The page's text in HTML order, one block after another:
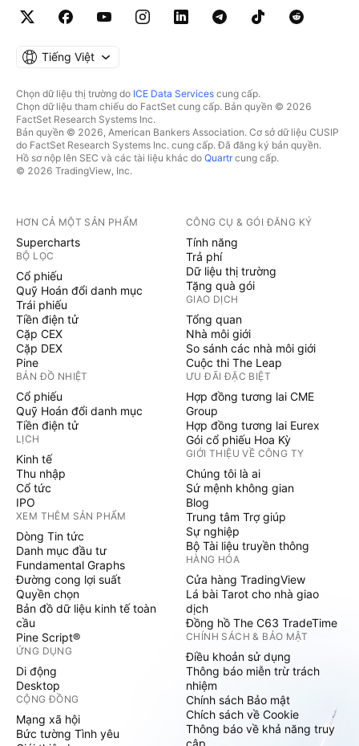
Tiếng Việt
Chọn dữ liệu thị trường do ICE Data Services cung cấp.
Chọn dữ liệu tham chiếu do FactSet cung cấp. Bản quyền © 2026
FactSet Research Systems Inc.
Bản quyền © 2026, American Bankers Association. Cơ sở dữ liệu CUSIP
do FactSet Research Systems Inc. cung cấp. Đã đăng ký bản quyền.
Hồ sơ nộp lên SEC và các tài liệu khác do Quartrcung cấp.
© 2026 TradingView, Inc.
HƠN CẢ MỘT SẢN PHẨM
Supercharts
BỘ LỌC
Cổ phiếu
Quỹ Hoán đổi danh mục
Trái phiếu
Tiền điện tử
Cặp CEX
Cặp DEX
Pine
BẢN ĐỒ NHIỆT
Cổ phiếu
Quỹ Hoán đổi danh mục
Tiền điện tử
LỊCH
Kinh tế
Thu nhập
Cổ tức
IPO
XEM THÊM SẢN PHẨM
Dòng Tin tức
Danh mục đầu tư
Fundamental Graphs
Đường cong lợi suất
Quyền chọn
Bản đồ dữ liệu kinh tế toàn
cầu
Pine Script®
ỨNG DỤNG
Di động
Desktop
CỘNG ĐỒNG
Mạng xã hội
Bức tường Tình yêu
CÔNG CỤ & GÓI ĐĂNG KÝ
Tính năng
Trả phí
Dữ liệu thị trường
Tặng quà gói
GIAO DỊCH
Tổng quan
Nhà môi giới
So sánh các nhà môi giới
Cuộc thi The Leap
ƯU ĐÃI ĐẶC BIỆT
Hợp đồng tương lai CME
Group
Hợp đồng tương lai Eurex
Gói cổ phiếu Hoa Kỳ
GIỚI THIỆU VỀ CÔNG TY
Chúng tôi là ai
Sứ mệnh không gian
Blog
Trung tâm Trợ giúp
Sự nghiệp
Bộ Tài liệu truyền thông
HÀNG HÓA
Cửa hàng TradingView
Lá bài Tarot cho nhà giao
dịch
Đồng hồ The C63 TradeTime
CHÍNH SÁCH & BẢO MẬT
Điều khoản sử dụng
Thông báo miễn trừ trách
nhiệm
Chính sách Bảo mật
Chích sách về Cookie
Thông báo về khả năng truy
cập